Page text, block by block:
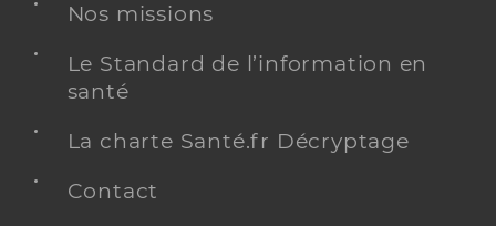
Nos missions
Le Standard de l’information en
santé
La charte Santé.fr Décryptage
Contact